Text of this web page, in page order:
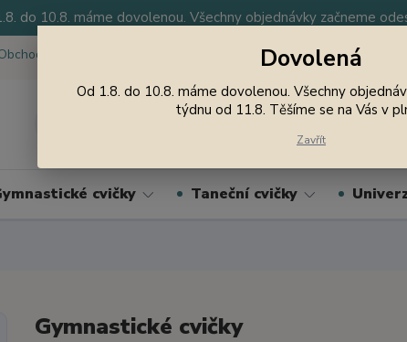
do 10.8. máme dovolenou. Všechny objednávky začneme
podmínky Nevíte si rady? Zavolejte.
cvičky Taneční cvičky
Gymnastické cvičky
Dovolená
Od 1.8. do 10.8. máme dovolenou. Všechny
týdnu od 11.8. Těšíme se na Vás v
Zavřít